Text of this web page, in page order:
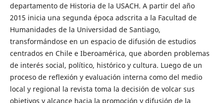
departamento de Historia de la USACH. A partir del año
2015 inicia una segunda época adscrita a la Facultad de
Humanidades de la Universidad de Santiago,
transformándose en un espacio de difusión de estudios
centrados en Chile e Iberoamérica, que aborden problemas
de interés social, político, histórico y cultura. Luego de un
proceso de reflexión y evaluación interna como del medio
local y regional la revista toma la decisión de volcar sus
objetivos y alcance hacia la promoción y difusión de la